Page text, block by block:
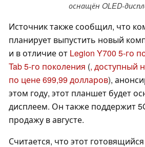
оснащён OLED-
Источник также сообщил, что
планирует выпустить новый
и в отличие от Legion Y700 5-го
Tab 5-го поколения (, доступный
по цене 699,99 долларов),
этом году, этот планшет будет
дисплеем. Он также поддержит
продажу в августе.
Считается, что этот